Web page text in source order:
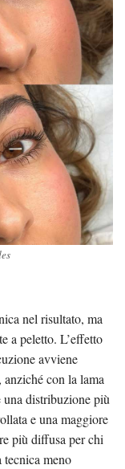
nel risultato, ma
a peletto. L’effetto
avviene
con la lama
una distribuzione più
e una maggiore
più diffusa per chi
tecnica meno